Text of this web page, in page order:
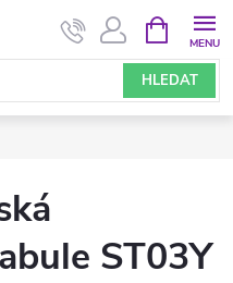
HLEDAT
NÁKUPNÍ
KOŠÍK
ST03Y